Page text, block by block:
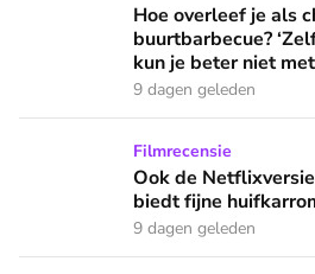
Hoe overleef je als christen de
Hoe overleef je als
buurtbarbecue?
kun je beter niet
9 dagen geleden
Ook de Netflixversie van ‘Het
Filmrecensie
Ook de Netflixversie
biedt fijne
9 dagen geleden